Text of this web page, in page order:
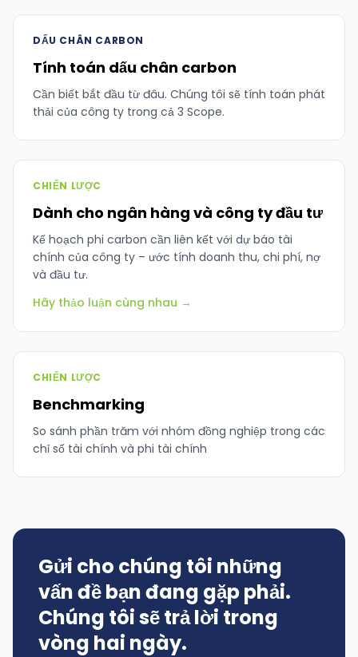
DẤU CHÂN CARBON
Tính toán dấu chân carbon
Cần biết bắt đầu từ đâu. Chúng tôi sẽ tính toán phát
thải của công ty trong cả 3 Scope.
CHIẾN LƯỢC
Dành cho ngân hàng và công ty đầu tư
Kế hoạch phi carbon cần liên kết với dự báo tài
chính của công ty – ước tính doanh thu, chi phí, nợ
và đầu tư.
Hãy thảo luận cùng nhau →
CHIẾN LƯỢC
Benchmarking
So sánh phần trăm với nhóm đồng nghiệp trong các
chỉ số tài chính và phi tài chính
Gửi cho chúng tôi những
vấn đề bạn đang gặp phải.
Chúng tôi sẽ trả lời trong
vòng hai ngày.